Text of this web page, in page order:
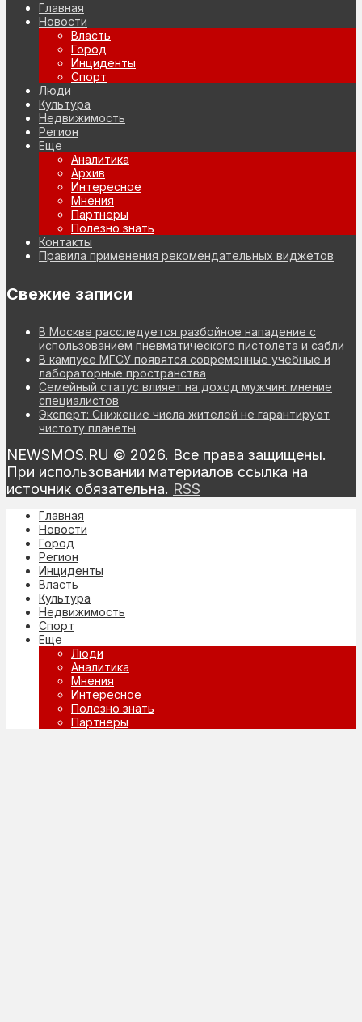
Главная
Новости
Власть
Город
Инциденты
Спорт
Люди
Культура
Недвижимость
Регион
Еще
Аналитика
Архив
Интересное
Мнения
Партнеры
Полезно знать
Контакты
Правила применения рекомендательных виджетов
Свежие записи
В Москве расследуется разбойное нападение с
использованием пневматического пистолета и сабли
В кампусе МГСУ появятся современные учебные и
лабораторные пространства
Семейный статус влияет на доход мужчин: мнение
специалистов
Эксперт: Снижение числа жителей не гарантирует
чистоту планеты
NEWSMOS.RU © 2026. Все права защищены.
При использовании материалов ссылка на
источник обязательна. RSS
Главная
Новости
Город
Регион
Инциденты
Власть
Культура
Недвижимость
Спорт
Еще
Люди
Аналитика
Мнения
Интересное
Полезно знать
Партнеры